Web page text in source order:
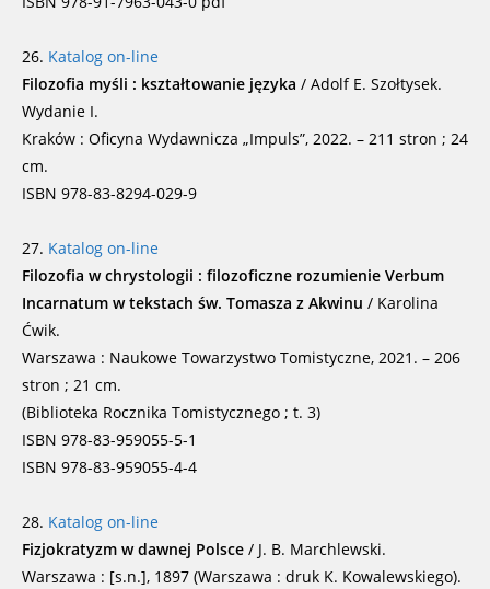
26. Katalog on-line
Filozofia myśli : kształtowanie języka / Adolf E. Szołtysek.
Wydanie I.
Kraków : Oficyna Wydawnicza „Impuls”, 2022. – 211 stron ; 24
cm.
ISBN 978-83-8294-029-9
27. Katalog on-line
Filozofia w chrystologii : filozoficzne rozumienie Verbum
Incarnatum w tekstach św. Tomasza z Akwinu / Karolina
Ćwik.
Warszawa : Naukowe Towarzystwo Tomistyczne, 2021. – 206
stron ; 21 cm.
(Biblioteka Rocznika Tomistycznego ; t. 3)
ISBN 978-83-959055-5-1
ISBN 978-83-959055-4-4
28. Katalog on-line
Fizjokratyzm w dawnej Polsce / J. B. Marchlewski.
Warszawa : [s.n.], 1897 (Warszawa : druk K. Kowalewskiego).